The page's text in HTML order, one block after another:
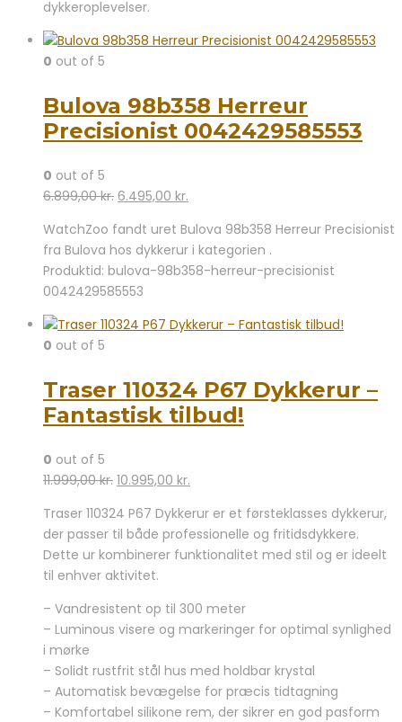
dykkeroplevelser.
0 out of 5
Bulova 98b358 Herreur
Precisionist 0042429585553
0 out of 5
6.899,00kr. Den
pris
var:
6.899,00 kr..
6.495,00 kr.
pris
er:
6.495,00 kr..
WatchZoo fandt uret Bulova 98b358 Herreur Precisionist
fra Bulova hos dykkerur i kategorien .
Produktid: bulova-98b358-herreur-precisionist
0042429585553
0 out of 5
Traser 110324 P67 Dykkerur –
Fantastisk tilbud!
0 out of 5
11.999,00kr. Den
pris
var:
11.999,00 kr..
10.995,00 kr.
pris
er:
10.995,00 kr..
Traser 110324 P67 Dykkerur er et førsteklasses dykkerur,
der passer til både professionelle og fritidsdykkere.
Dette ur kombinerer funktionalitet med stil og er ideelt
til enhver aktivitet.
– Vandresistent op til 300 meter
– Luminous visere og markeringer for optimal synlighed
i mørke
– Solidt rustfrit stål hus med holdbar krystal
– Automatisk bevægelse for præcis tidtagning
– Komfortabel silikone rem, der sikrer en god pasform